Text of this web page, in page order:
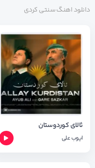
دانلود اهنگ سنتی کردی
ئالای کوردوستان
ایوب علی